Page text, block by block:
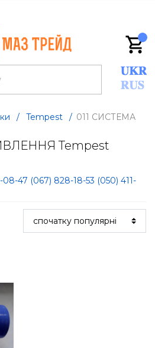
/ Tempest / 011 СИСТЕМА
Tempest
08-47 (067) 828-18-53 (050) 411-